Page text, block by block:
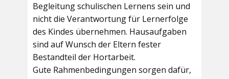
Begleitung schulischen Lernens sein und
nicht die Verantwortung für Lernerfolge
des Kindes übernehmen. Hausaufgaben
sind auf Wunsch der Eltern fester
Bestandteil der Hortarbeit.
Gute Rahmenbedingungen sorgen dafür,